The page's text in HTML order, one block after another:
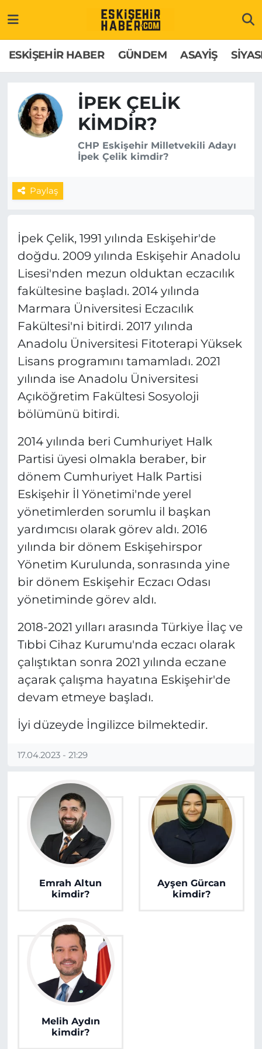
ESKİŞEHİR HABER GÜNDEM ASAYİŞ
İPEK ÇELIK
KIMDIR?
CHP Eskişehir Milletvekili Adayı
İpek Çelik kimdir?
Paylaş
İpek Çelik, 1991 yılında Eskişehir'de
doğdu. 2009 yılında Eskişehir Anadolu
Lisesi'nden mezun olduktan eczacılık
fakültesine başladı. 2014 yılında
Marmara Üniversitesi Eczacılık
Fakültesi'ni bitirdi. 2017 yılında
Anadolu Üniversitesi Fitoterapi Yüksek
Lisans programını tamamladı. 2021
yılında ise Anadolu Üniversitesi
Açıköğretim Fakültesi Sosyoloji
bölümünü bitirdi.
2014 yılında beri Cumhuriyet Halk
Partisi üyesi olmakla beraber, bir
dönem Cumhuriyet Halk Partisi
Eskişehir İl Yönetimi'nde yerel
yönetimlerden sorumlu il başkan
yardımcısı olarak görev aldı. 2016
yılında bir dönem Eskişehirspor
Yönetim Kurulunda, sonrasında yine
bir dönem Eskişehir Eczacı Odası
yönetiminde görev aldı.
2018-2021 yılları arasında Türkiye İlaç ve
Tıbbi Cihaz Kurumu'nda eczacı olarak
çalıştıktan sonra 2021 yılında eczane
açarak çalışma hayatına Eskişehir'de
devam etmeye başladı.
İyi düzeyde İngilizce bilmektedir.
17.04.2023 - 21:29
Emrah Altun
kimdir?
Ayşen Gürcan
kimdir?
Melih Aydın
kimdir?
GÜNDEM
ASAYİŞ
SİYASET
EKONOMİ
SAĞLIK
SPOR
MAGAZİN
ESKİŞEHİRSPOR
Hakkımızda
İletişim
Künye
Odunpazarı Trafik Yoğunluk Haritası
Süper Lig Puan Durumu ve Fikstür
Tüm Manşetler
Son Dakika Haberleri
Haber Arşivi